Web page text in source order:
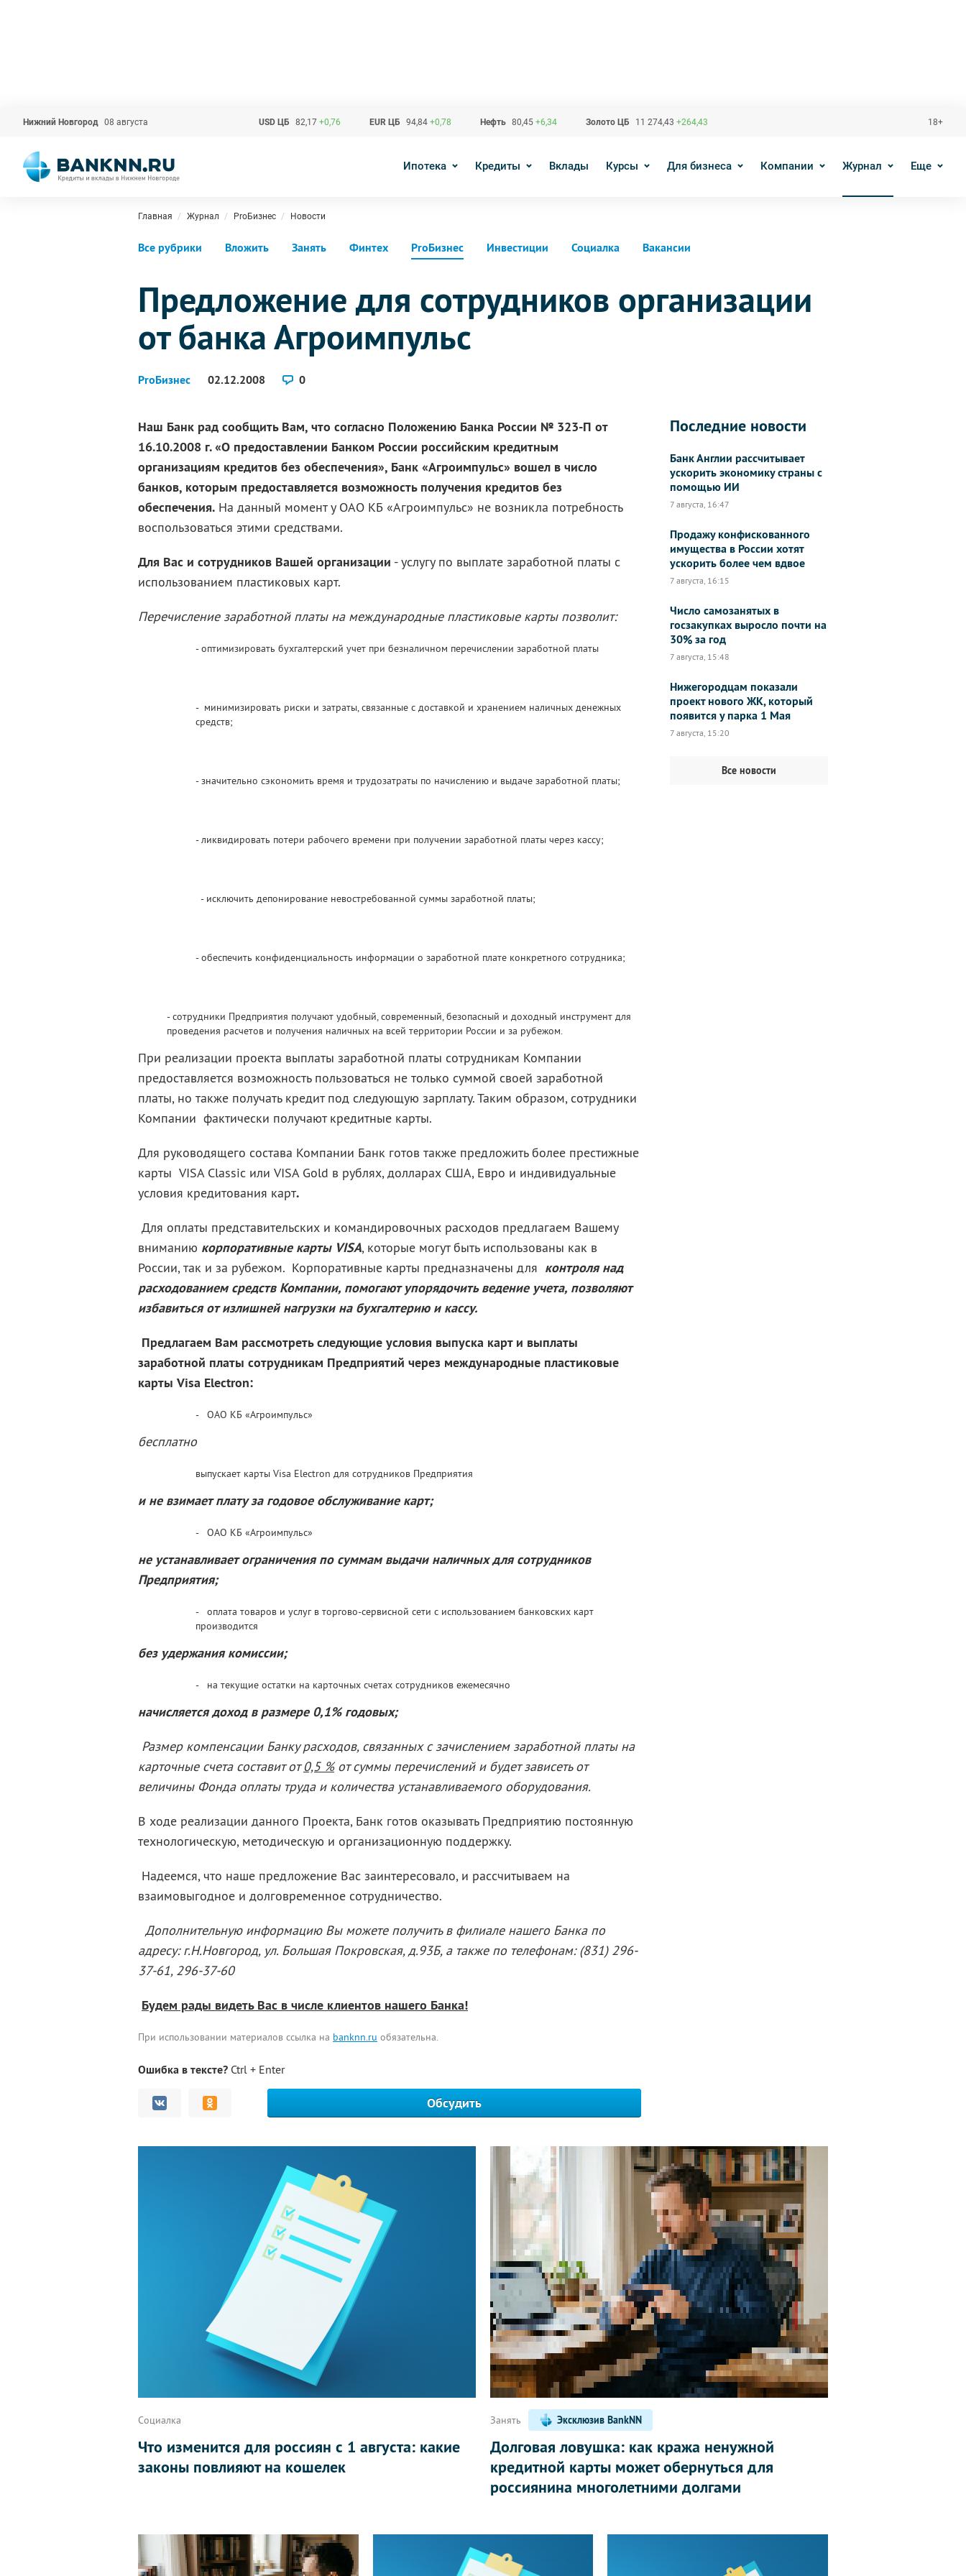
Нижний Новгород 08 августа USD ЦБ 82,17 +0,76 EUR ЦБ 94,84 +0,78 Нефть 80,45 +6,34 Золото ЦБ 11 274,43 +264,43 18+
Ипотека Кредиты Вклады Курсы Для бизнеса Компании Журнал Еще
Главная Журнал ProБизнес Новости
Все рубрики Вложить Занять Финтех ProБизнес Инвестиции Социалка Вакансии
Предложение для сотрудников организации
от банка Агроимпульс
ProБизнес 02.12.2008 0
Наш Банк рад сообщить Вам, что согласно Положению Банка России № 323-П от
16.10.2008 г. «О предоставлении Банком России российским кредитным
организациям кредитов без обеспечения», Банк «Агроимпульс» вошел в число
банков, которым предоставляется возможность получения кредитов без
обеспечения. На данный момент у ОАО КБ «Агроимпульс» не возникла потребность
воспользоваться этими средствами.
Для Вас и сотрудников Вашей организации - услугу по выплате заработной платы с
использованием пластиковых карт.
Перечисление заработной платы на международные пластиковые карты позволит:
- оптимизировать бухгалтерский учет при безналичном перечислении заработной платы
- минимизировать риски и затраты, связанные с доставкой и хранением наличных денежных
средств;
- значительно сэкономить время и трудозатраты по начислению и выдаче заработной платы;
- ликвидировать потери рабочего времени при получении заработной платы через кассу;
- исключить депонирование невостребованной суммы заработной платы;
- обеспечить конфиденциальность информации о заработной плате конкретного сотрудника;
- сотрудники Предприятия получают удобный, современный, безопасный и доходный инструмент для
проведения расчетов и получения наличных на всей территории России и за рубежом.
При реализации проекта выплаты заработной платы сотрудникам Компании
предоставляется возможность пользоваться не только суммой своей заработной
платы, но также получать кредит под следующую зарплату. Таким образом, сотрудники
Компании фактически получают кредитные карты.
Для руководящего состава Компании Банк готов также предложить более престижные
карты VISA Classic или VISA Gold в рублях, долларах США, Евро и индивидуальные
условия кредитования карт.
Для оплаты представительских и командировочных расходов предлагаем Вашему
вниманию корпоративные карты VISA, которые могут быть использованы как в
России, так и за рубежом. Корпоративные карты предназначены для контроля над
расходованием средств Компании, помогают упорядочить ведение учета, позволяют
избавиться от излишней нагрузки на бухгалтерию и кассу.
Предлагаем Вам рассмотреть следующие условия выпуска карт и выплаты
заработной платы сотрудникам Предприятий через международные пластиковые
карты Visa Electron:
- ОАО КБ «Агроимпульс»
бесплатно
выпускает карты Visa Electron для сотрудников Предприятия
и не взимает плату за годовое обслуживание карт;
- ОАО КБ «Агроимпульс»
не устанавливает ограничения по суммам выдачи наличных для сотрудников
Предприятия;
- оплата товаров и услуг в торгово-сервисной сети с использованием банковских карт
производится
без удержания комиссии;
- на текущие остатки на карточных счетах сотрудников ежемесячно
начисляется доход в размере 0,1% годовых;
Размер компенсации Банку расходов, связанных с зачислением заработной платы на
карточные счета составит от0,5 %от суммы перечислений и будет зависеть от
величины Фонда оплаты труда и количества устанавливаемого оборудования.
В ходе реализации данного Проекта, Банк готов оказывать Предприятию постоянную
технологическую, методическую и организационную поддержку.
Надеемся, что наше предложение Вас заинтересовало, и рассчитываем на
взаимовыгодное и долговременное сотрудничество.
Дополнительную информацию Вы можете получить в филиале нашего Банка по
адресу: г.Н.Новгород, ул. Большая Покровская, д.93Б, а также по телефонам: (831) 296-
37-61, 296-37-60
Будем рады видеть Вас в числе клиентов нашего Банка!
При использовании материалов ссылка на banknn.ru обязательна.
Ошибка в тексте? Ctrl + Enter
Обсудить
Последние новости
Банк Англии рассчитывает
ускорить экономику страны с
помощью ИИ
7 августа, 16:47
Продажу конфискованного
имущества в России хотят
ускорить более чем вдвое
7 августа, 16:15
Число самозанятых в
госзакупках выросло почти на
30% за год
7 августа, 15:48
Нижегородцам показали
проект нового ЖК, который
появится у парка 1 Мая
7 августа, 15:20
Все новости
Социалка
Что изменится для россиян с 1 августа: какие
законы повлияют на кошелек
Занять Эксклюзив BankNN
Долговая ловушка: как кража ненужной
кредитной карты может обернуться для
россиянина многолетними долгами